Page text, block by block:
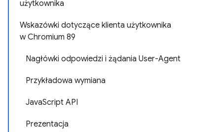
użytkownika
Wskazówki dotyczące klienta użytkownika
w Chromium 89
Nagłówki odpowiedzi i żądania User-Agent
Przykładowa wymiana
JavaScript API
Prezentacja